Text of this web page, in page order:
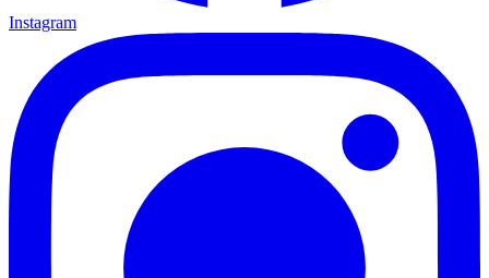
Instagram